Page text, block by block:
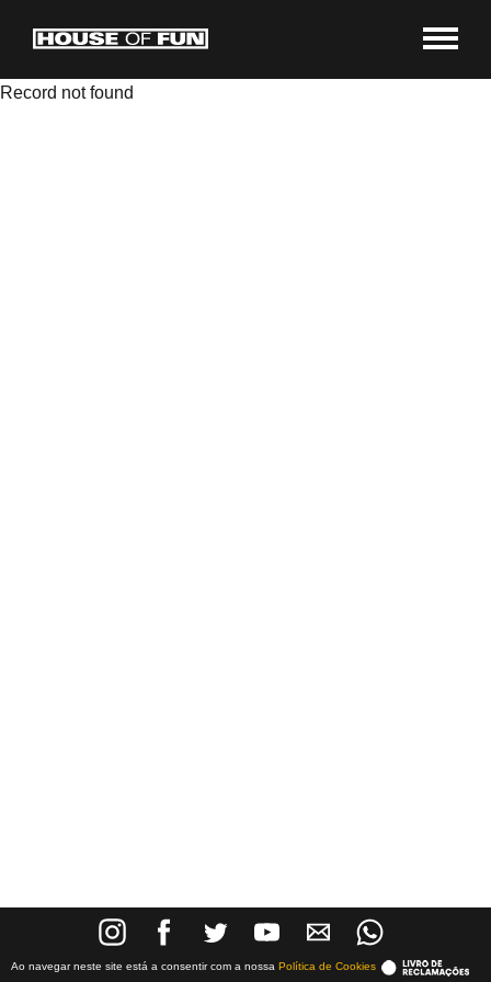
Record not found
Ao navegar neste site está a consentir com a nossa Política de Cookies